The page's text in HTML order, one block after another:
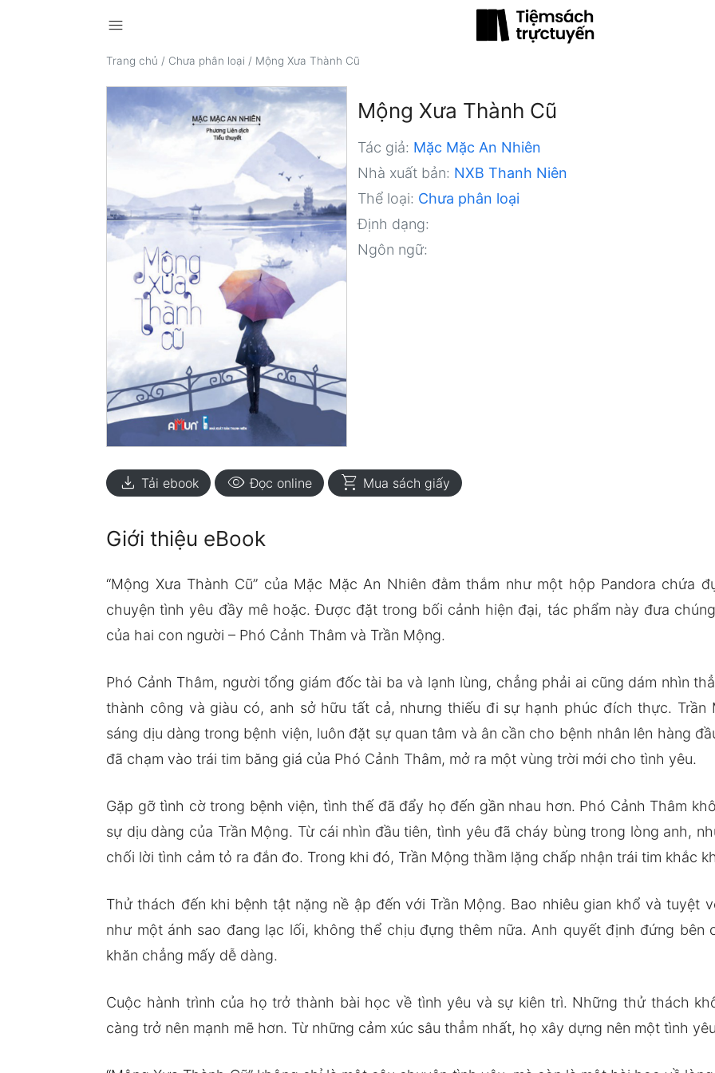
menu
Trang chủ / Chưa phân loại / Mộng Xưa Thành Cũ
Mộng Xưa Thành Cũ
Tác giả: Mặc Mặc An Nhiên
Nhà xuất bản: NXB Thanh Niên
Thể loại: Chưa phân loại
Định dạng:
Ngôn ngữ:
download Tải ebook visibility Đọc online shopping_cart Mua sách giấy
Giới thiệu eBook
“Mộng Xưa Thành Cũ” của Mặc Mặc An Nhiên đằm thắm như một hộp Pandora chứa
chuyện tình yêu đầy mê hoặc. Được đặt trong bối cảnh hiện đại, tác phẩm này đưa
của hai con người – Phó Cảnh Thâm và Trần Mộng.
Phó Cảnh Thâm, người tổng giám đốc tài ba và lạnh lùng, chẳng phải ai cũng dám nhìn
thành công và giàu có, anh sở hữu tất cả, nhưng thiếu đi sự hạnh phúc đích thực. Trần
sáng dịu dàng trong bệnh viện, luôn đặt sự quan tâm và ân cần cho bệnh nhân lên hàng
đã chạm vào trái tim băng giá của Phó Cảnh Thâm, mở ra một vùng trời mới cho tình yêu.
Gặp gỡ tình cờ trong bệnh viện, tình thế đã đẩy họ đến gần nhau hơn. Phó Cảnh Thâm
sự dịu dàng của Trần Mộng. Từ cái nhìn đầu tiên, tình yêu đã cháy bùng trong lòng anh,
chối lời tình cảm tỏ ra đắn đo. Trong khi đó, Trần Mộng thầm lặng chấp nhận trái tim khắc
Thử thách đến khi bệnh tật nặng nề ập đến với Trần Mộng. Bao nhiêu gian khổ và tuyệt
như một ánh sao đang lạc lối, không thể chịu đựng thêm nữa. Anh quyết định đứng
khăn chẳng mấy dễ dàng.
Cuộc hành trình của họ trở thành bài học về tình yêu và sự kiên trì. Những thử thách
càng trở nên mạnh mẽ hơn. Từ những cảm xúc sâu thẳm nhất, họ xây dựng nên một tình